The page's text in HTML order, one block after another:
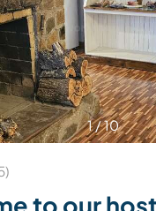
1/10
to our